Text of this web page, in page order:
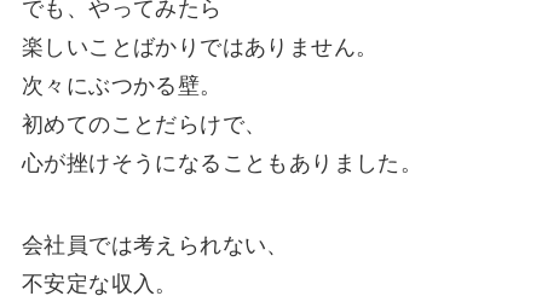
でも、やってみたら
楽しいことばかりではありません。
次々にぶつかる壁。
初めてのことだらけで、
心が挫けそうになることもありました。
会社員では考えられない、
不安定な収入。